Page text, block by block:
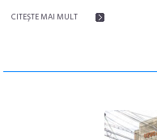
CITEŞTE MAI MULT